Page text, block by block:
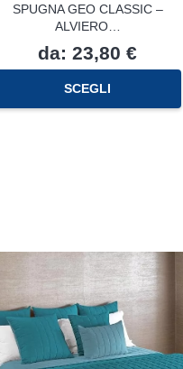
SPUGNA GEO CLASSIC –
ALVIERO…
da: 23,80 €
SCEGLI